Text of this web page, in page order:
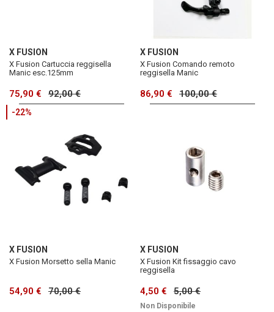
X FUSION
X Fusion Cartuccia reggisella
Manic esc.125mm
75,90 € 92,00 €
X FUSION
X Fusion Comando remoto
reggisella Manic
86,90 € 100,00 €
-22%
X FUSION
X Fusion Morsetto sella Manic
54,90 € 70,00 €
X FUSION
X Fusion Kit fissaggio cavo
reggisella
4,50 € 5,00 €
Non Disponibile